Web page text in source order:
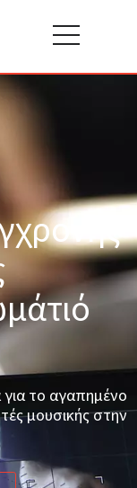
το αγαπημένο
μουσικής στην